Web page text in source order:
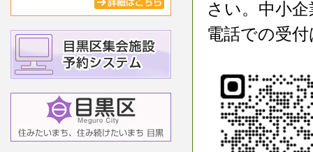
さい。中小
電話での受